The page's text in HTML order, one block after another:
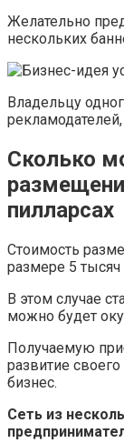
Желательно
нескольких
Владельцу
Сколько
пилларсах
Стоимость
размере 5
В этом случае
можно будет
Получаемую
развитие
бизнес.
Сеть из